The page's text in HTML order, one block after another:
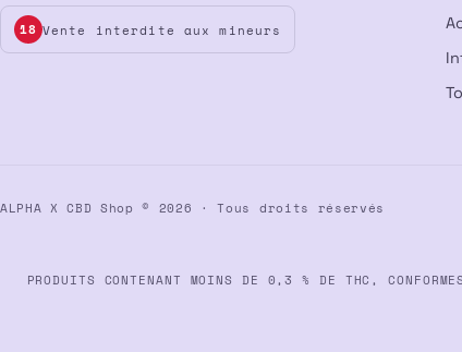
18 Vente interdite aux mineurs
ALPHA X CBD Shop © 2026 · Tous droits réservés
PRODUITS CONTENANT MOINS DE 0,3 % DE THC,